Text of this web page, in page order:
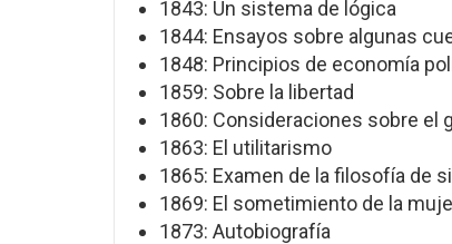
1843: Un sistema de lógica
1844: Ensayos sobre algunas
1848: Principios de economía
1859: Sobre la libertad
1860: Consideraciones sobre el
1863: El utilitarismo
1865: Examen de la filosofía de
1869: El sometimiento de la
1873: Autobiografía